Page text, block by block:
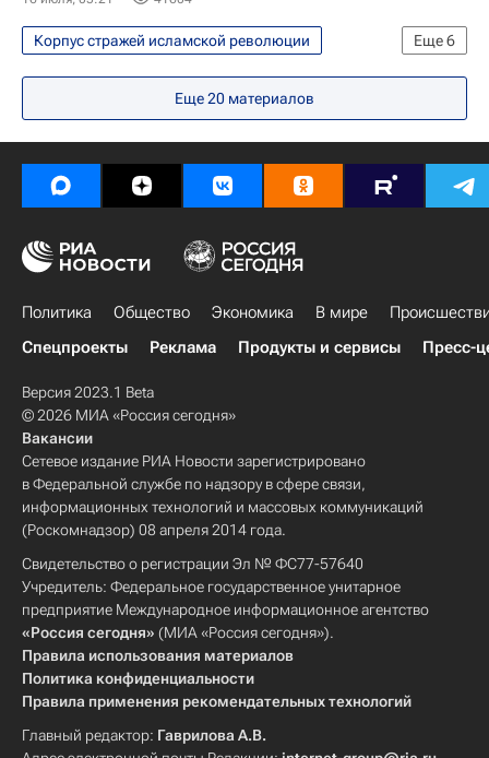
Еще6
Корпус стражей исламской революции
В мире
Кувейт
США
Тегеран (город)
Дональд Трамп
Еще20 материалов
Политика Общество Экономика В мире
Спецпроекты
Реклама Продукты и сервисы Пресс-
Версия 2023.1 Beta
© 2026 МИА «Россия сегодня»
Вакансии
Сетевое издание РИА Новости зарегистрировано
в Федеральной службе по надзору в сфере связи,
информационных технологий и массовых коммуникаций
(Роскомнадзор) 08 апреля 2014 года.
Свидетельство о регистрации Эл № ФС77-57640
Учредитель: Федеральное государственное унитарное
предприятие Международное информационное агентство
«Россия сегодня» (МИА «Россия сегодня»).
Правила использования материалов
Политика конфиденциальности
Правила применения рекомендательных технологий
Главный редактор: Гаврилова А.В.